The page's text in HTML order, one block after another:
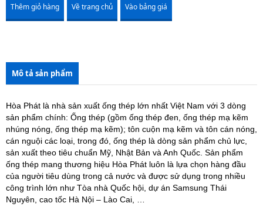
Thêm giỏ hàng Về trang chủ Vào bảng giá
Mô tả sản phẩm
Hòa Phát là nhà sản xuất ống thép lớn nhất Việt Nam với 3 dòng
sản phẩm chính: Ống thép (gồm ống thép đen, ống thép mạ kẽm
nhúng nóng, ống thép mạ kẽm); tôn cuộn mạ kẽm và tôn cán nóng,
cán nguội các loại, trong đó, ống thép là dòng sản phẩm chủ lực,
sản xuất theo tiêu chuẩn Mỹ, Nhật Bản và Anh Quốc. Sản phẩm
ống thép mang thương hiệu Hòa Phát luôn là lựa chọn hàng đầu
của người tiêu dùng trong cả nước và được sử dụng trong nhiều
công trình lớn như Tòa nhà Quốc hội, dự án Samsung Thái
Nguyên, cao tốc Hà Nội – Lào Cai, …